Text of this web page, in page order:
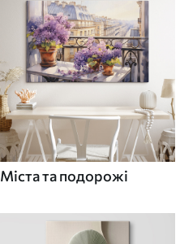
Міста та подорожі